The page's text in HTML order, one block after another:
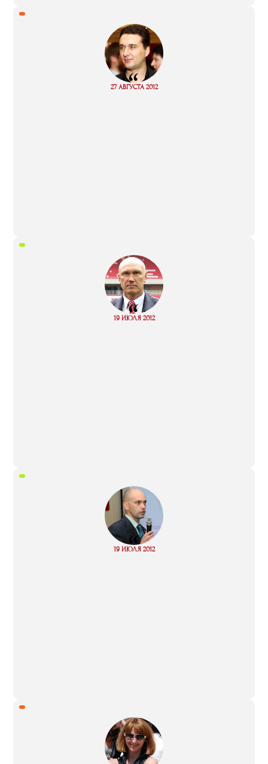
“
27 АВГУСТА 2012
Read
“
19 ИЮЛЯ 2012
Read
“
19 ИЮЛЯ 2012
Read